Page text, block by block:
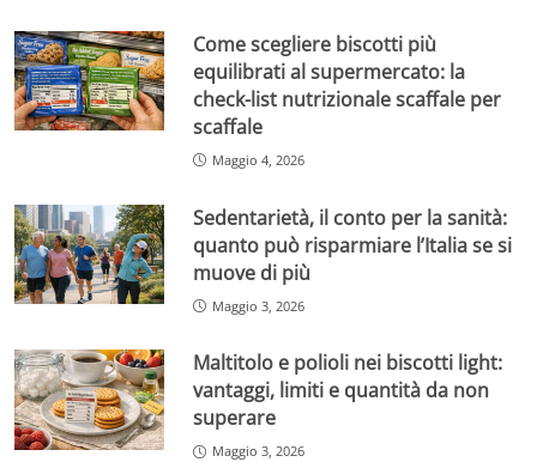
Come scegliere biscotti più
equilibrati al supermercato: la
check-list nutrizionale scaffale per
scaffale
Maggio 4, 2026
Sedentarietà, il conto per la sanità:
quanto può risparmiare l’Italia se si
muove di più
Maggio 3, 2026
Maltitolo e polioli nei biscotti light:
vantaggi, limiti e quantità da non
superare
Maggio 3, 2026